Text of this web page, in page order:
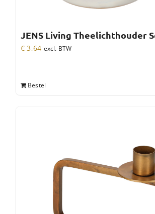
JENS Living Theelichthouder
€ 3,64 excl. BTW
Bestel